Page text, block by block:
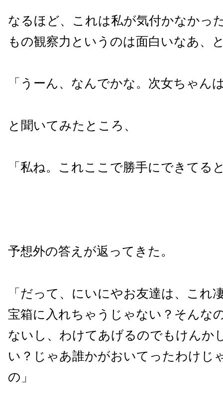
なるほど、これは私が気付かなかっ
もの観察力というのは面白いなあ、
「うーん、なんでかな。次女ちゃん
と聞いてみたところ、
「私ね。これここで勝手にできてる
予想外の答えが返ってきた。
「だって、にいにやお友達は、これ
宝箱に入れちゃうじゃない？そんな
ないし、わけてあげるのでもけんか
い？じゃあ誰かがおいてったわけじ
の」